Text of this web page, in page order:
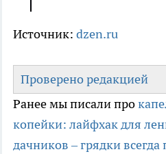
Источник: dzen.ru
Проверено редакцией
Ранее мы писали про
копейки: лайфхак для
дачников – грядки